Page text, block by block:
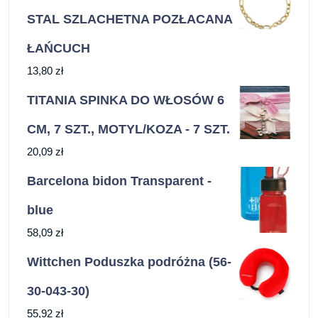
STAL SZLACHETNA POZŁACANA
ŁAŃCUCH
13,80 zł
TITANIA SPINKA DO WŁOSÓW 6
CM, 7 SZT., MOTYL/KOZA - 7 SZT.
20,09 zł
Barcelona bidon Transparent -
blue
58,09 zł
Wittchen Poduszka podróżna (56-
30-043-30)
55,92 zł